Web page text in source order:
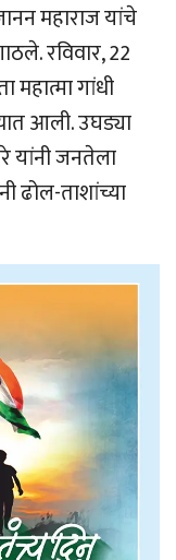
महाराज यांचे
रविवार, 22
महात्मा गांधी
आली. उघड्या
यांनी जनतेला
ढोल-ताशांच्या